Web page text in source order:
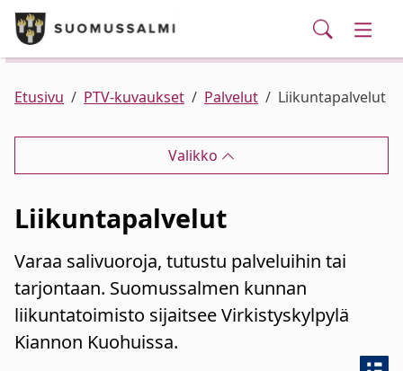
Siirry pääsisältöön
Puhelinluettelo/yhteystiedot
Palvelut
Ajankohtaista
Verkkokauppa
Haku
Kunta ja hallinto
Asuminen ja ympäristö
Varhaiskasvatus ja koulutus
Elinvoima
Kulttuuri, vapaa-aika ja nuoret
Etusivu PTV-kuvaukset Palvelut Liikuntapalvelut
Valikko
Liikuntapalvelut
Varaa salivuoroja, tutustu palveluihin tai
tarjontaan. Suomussalmen kunnan
liikuntatoimisto sijaitsee Virkistyskylpylä
Kiannon Kuohuissa.